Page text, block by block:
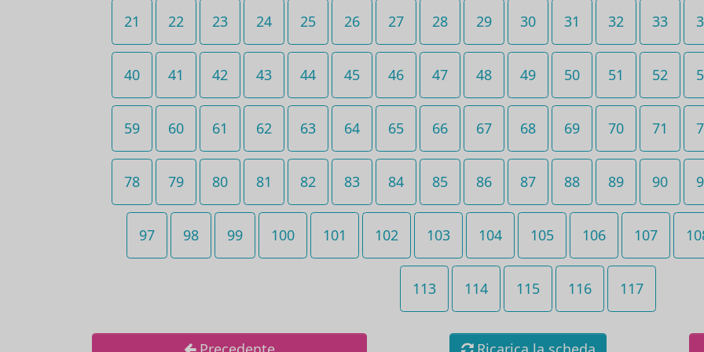
21 22 23 24 25 26 27 28 29 30 31 32 33
40 41 42 43 44 45 46 47 48 49 50 51 52
59 60 61 62 63 64 65 66 67 68 69 70 71
78 79 80 81 82 83 84 85 86 87 88 89 90
97 98 99 100 101 102 103 104 105 106 107
113 114 115 116 117